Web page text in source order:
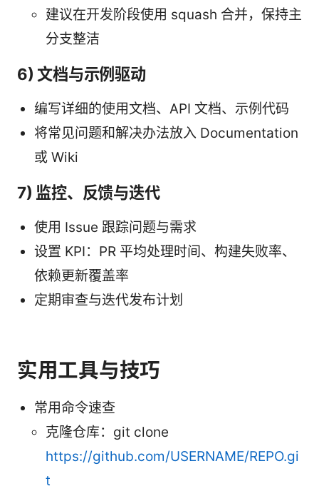
建议在开发阶段使用 squash 合并，保持主
分支整洁
6) 文档与示例驱动
编写详细的使用文档、API 文档、示例代码
将常见问题和解决办法放入 Documentation
或 Wiki
7) 监控、反馈与迭代
使用 Issue 跟踪问题与需求
设置 KPI：PR 平均处理时间、构建失败率、
依赖更新覆盖率
定期审查与迭代发布计划
实用工具与技巧
常用命令速查
克隆仓库：git clone
https://github.com/USERNAME/REPO.gi
t